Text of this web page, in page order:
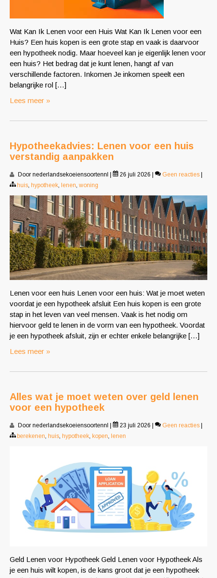
Wat Kan Ik Lenen voor een Huis Wat Kan Ik Lenen voor een
Huis? Een huis kopen is een grote stap en vaak is daarvoor
een hypotheek nodig. Maar hoeveel kan je eigenlijk lenen voor
een huis? Het bedrag dat je kunt lenen, hangt af van
verschillende factoren. Inkomen Je inkomen speelt een
belangrijke rol […]
Lees meer »
Hypotheekadvies: Lenen voor een huis
verstandig aanpakken
Door nederlandsekoeiensoortennl 26 juli 2026 Geen reacties
huis, hypotheek, lenen, woning
Lenen voor een huis Lenen voor een huis: Wat je moet weten
voordat je een hypotheek afsluit Een huis kopen is een grote
stap in het leven van veel mensen. Vaak is het nodig om
hiervoor geld te lenen in de vorm van een hypotheek. Voordat
je een hypotheek afsluit, zijn er echter enkele belangrijke […]
Lees meer »
Alles wat je moet weten over geld lenen
voor een hypotheek
Door nederlandsekoeiensoortennl 23 juli 2026 Geen reacties
berekenen, huis, hypotheek, kopen, lenen
Geld Lenen voor Hypotheek Geld Lenen voor Hypotheek Als
je een huis wilt kopen, is de kans groot dat je een hypotheek